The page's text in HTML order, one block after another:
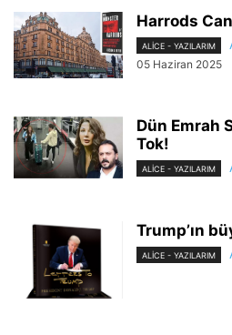
Harrods
ALİCE - YAZILARIM
05 Haziran 2025
Dün Emrah
Tok!
ALİCE - YAZILARIM
Trump’ın
ALİCE - YAZILARIM